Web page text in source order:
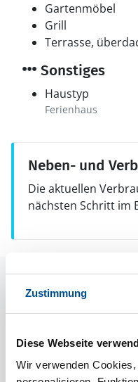
Zustimmung
Diese Webseite
Wir verwenden
Gartenmöbel
Grill
Terrasse,
Sonstiges
Haustyp
Ferienhaus
Neben- und
Die aktuellen
nächsten Schritt im